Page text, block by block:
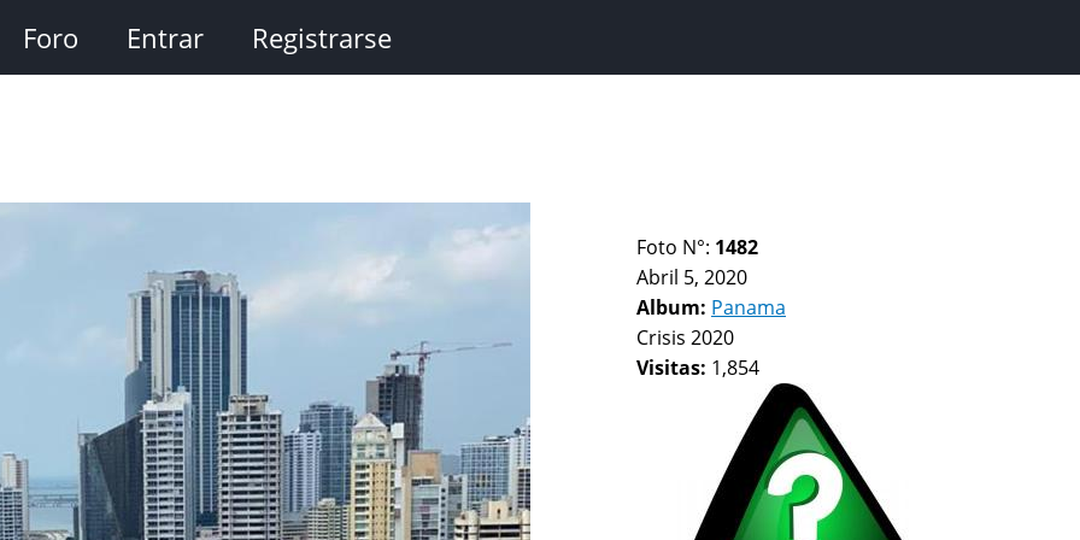
Foro Entrar Registrarse
Foto N°: 1482
Abril 5, 2020
Album: Panama
Crisis 2020
Visitas: 1,854